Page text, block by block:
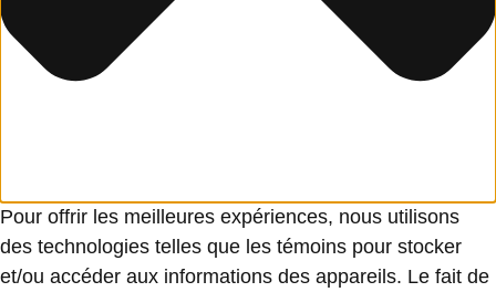
Pour offrir les meilleures expériences, nous utilisons
des technologies telles que les témoins pour stocker
et/ou accéder aux informations des appareils. Le fait de